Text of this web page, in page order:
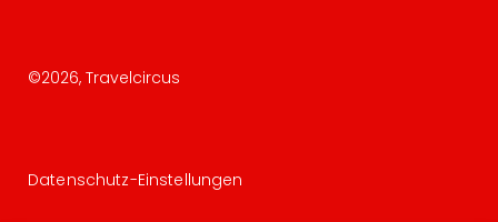
©2026, Travelcircus
Datenschutz-Einstellungen